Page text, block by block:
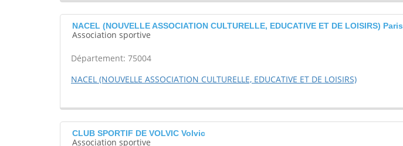
NACEL (NOUVELLE ASSOCIATION CULTURELLE, EDUCATIVE ET DE LOISIRS) Paris
Association sportive
Département: 75004
NACEL (NOUVELLE ASSOCIATION CULTURELLE, EDUCATIVE ET DE LOISIRS)
CLUB SPORTIF DE VOLVIC Volvic
Association sportive